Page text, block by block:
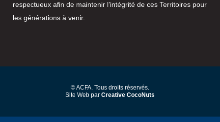
respectueux afin de maintenir l’intégrité de ces Territoires pour
les générations à venir.
© ACFA. Tous droits réservés.
Site Web par Creative CocoNuts